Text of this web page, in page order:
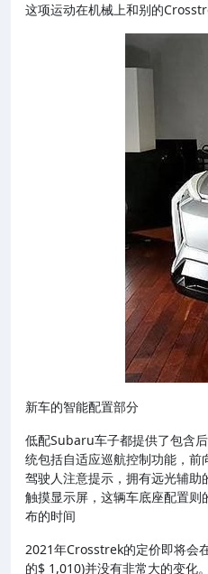
这项运动在机械上和别的
新车的智能配置部分
低配Subaru车子都提供了包含
统包括自适应巡航控制功能，前
驾驶人注意提示，拥有远光辅
触摸显示屏，这辆车底座配置
布的时间
2021年Crosstrek的定价即将会
的$ 1,010)并没有非常大的变化